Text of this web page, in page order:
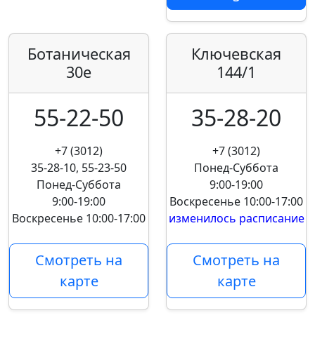
Ботаническая
30е
55-22-50
+7 (3012)
35-28-10, 55-23-50
Понед-Суббота
9:00-19:00
Воскресенье 10:00-17:00
Смотреть на
карте
Ключевская
144/1
35-28-20
+7 (3012)
Понед-Суббота
9:00-19:00
Воскресенье 10:00-17:00
изменилось расписание
Смотреть на
карте